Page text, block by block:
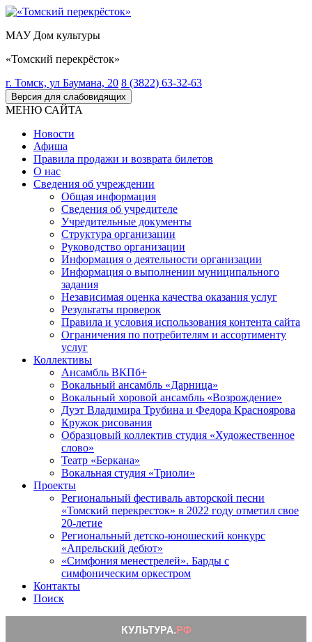
МАУ Дом культуры
«Томский перекрёсток»
г. Томск, ул Баумана, 20 8 (3822) 63-32-63
Версия для слабовидящих
МЕНЮ САЙТА
Новости
Афиша
Правила продажи и возврата билетов
О нас
Сведения об учреждении
Общая информация
Сведения об учредителе
Учредительные документы
Структура организации
Руководство организации
Информация о деятельности организации
Информация о выполнении муниципального
задания
Независимая оценка качества оказания услуг
Результаты проверок
Правила и условия использования контента сайта
Ограничения по потребителям и ассортименту
услуг
Коллективы
Ансамбль ВКПб+
Вокальный ансамбль «Дарница»
Вокальный хоровой ансамбль «Возрождение»
Дуэт Владимира Трубина и Федора Красноярова
Кружок рисования
Образцовый коллектив студия «Художественное
слово»
Театр «Беркана»
Вокальная студия «Триоли»
Проекты
Региональный фестиваль авторской песни
«Томский перекресток» в 2022 году отметил свое
20-летие
Региональный детско-юношеский конкурс
«Апрельский дебют»
«Симфония менестрелей». Барды с
симфоническим оркестром
Контакты
Поиск